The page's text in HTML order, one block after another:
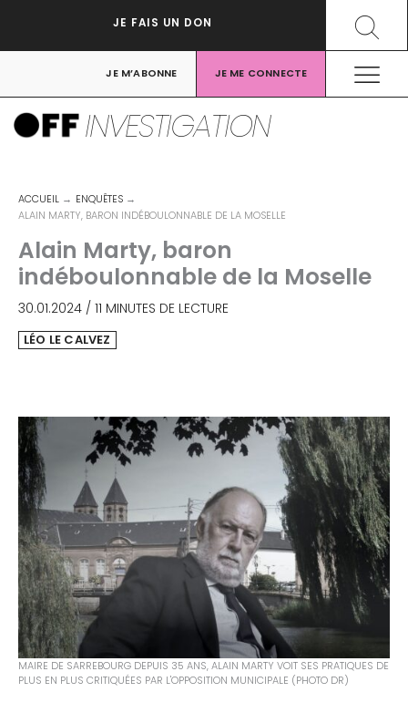
JE FAIS UN DON
JE M’ABONNE JE ME CONNECTE
INVESTIGATION
ACCUEIL
ENQUÊTES
ALAIN MARTY, BARON INDÉBOULONNABLE DE LA MOSELLE
Alain Marty, baron
indéboulonnable de la Moselle
30.01.2024 / 11 MINUTES DE LECTURE
LÉO LE CALVEZ
MAIRE DE SARREBOURG DEPUIS 35 ANS, ALAIN MARTY VOIT SES PRATIQUES DE
PLUS EN PLUS CRITIQUÉES PAR L'OPPOSITION MUNICIPALE (PHOTO DR)